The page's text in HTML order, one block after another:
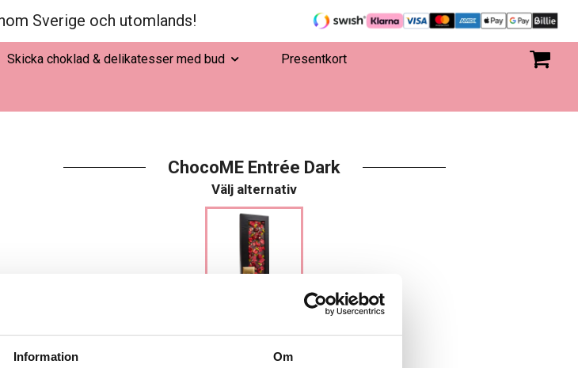
Information Om
Sverige och utomlands!
Skicka choklad & delikatesser med bud Presentkort
ChocoME Entrée Dark
Välj alternativ
LÄGG I VARUKORGEN